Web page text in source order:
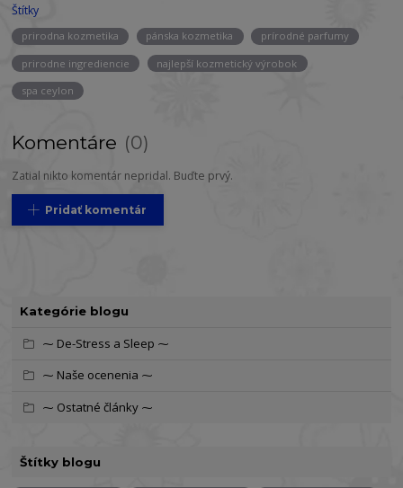
Kategórie blogu
⁓ De-Stress a Sleep ⁓
⁓ Naše ocenenia ⁓
⁓ Ostatné články ⁓
Štítky blogu
Štítky
prirodna kozmetika pánska kozmetika prírodné parfumy
prirodne ingrediencie najlepší kozmetický výrobok
spa ceylon
Komentáre 0
Zatial nikto komentár nepridal. Buďte prvý.
Pridať komentár